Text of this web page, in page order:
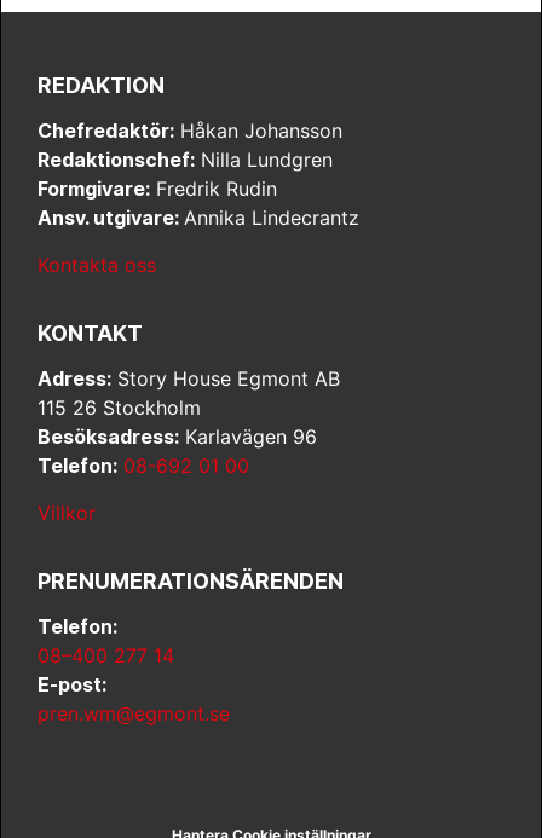
REDAKTION
Chefredaktör: Håkan Johansson
Redaktionschef: Nilla Lundgren
Formgivare: Fredrik Rudin
Ansv. utgivare: Annika Lindecrantz
Kontakta oss
KONTAKT
Adress: Story House Egmont AB
115 26 Stockholm
Besöksadress: Karlavägen 96
Telefon: 08-692 01 00
Villkor
PRENUMERATIONSÄRENDEN
Telefon:
08–400 277 14
E-post:
pren.wm@egmont.se